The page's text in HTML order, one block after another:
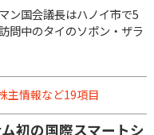
ン国会議長はハノイ市で5
問中のタイのソポン・ザラ
主情報など19項目
初の国際スマートシ